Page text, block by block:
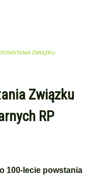
ZWIĄZKU
Związku
RP
100-lecie powstania